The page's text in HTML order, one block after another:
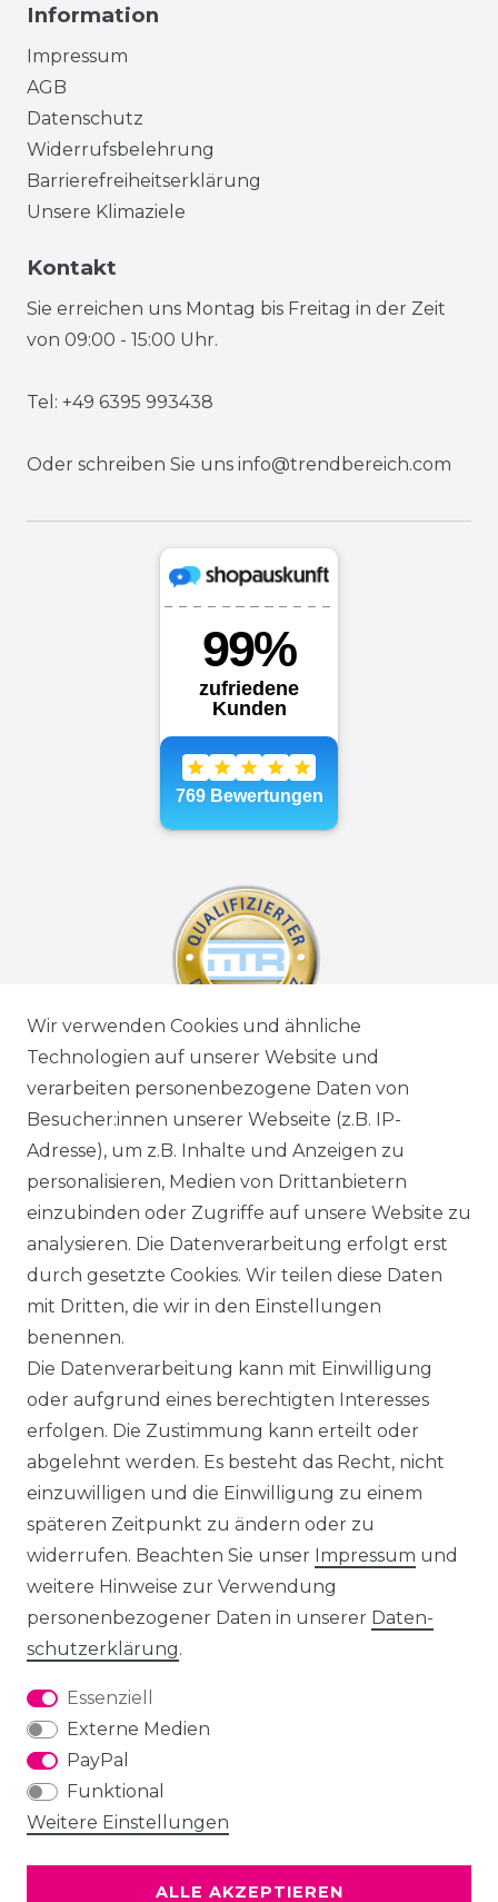
Information
Impressum
AGB
Datenschutz
Widerrufsbelehrung
Barrierefreiheitserklärung
Unsere Klimaziele
Kontakt
Sie erreichen uns Montag bis Freitag in der Zeit
von 09:00 - 15:00 Uhr.
Tel: +49 6395 993438
Oder schreiben Sie uns info@trendbereich.com
Wir verwenden Cookies und ähnliche
Technologien auf unserer Website und
verarbeiten personenbezogene Daten von
Besucher:innen unserer Webseite (z.B. IP-
Adresse), um z.B. Inhalte und Anzeigen zu
personalisieren, Medien von Drittanbietern
einzubinden oder Zugriffe auf unsere Website zu
analysieren. Die Datenverarbeitung erfolgt erst
durch gesetzte Cookies. Wir teilen diese Daten
mit Dritten, die wir in den Einstellungen
benennen.
Die Datenverarbeitung kann mit Einwilligung
oder aufgrund eines berechtigten Interesses
erfolgen. Die Zustimmung kann erteilt oder
abgelehnt werden. Es besteht das Recht, nicht
einzuwilligen und die Einwilligung zu einem
späteren Zeitpunkt zu ändern oder zu
widerrufen. Beachten Sie unser Impressum und
weitere Hinweise zur Verwendung
personenbezogener Daten in unserer Daten­
schutz­erklärung.
Essenziell
Externe Medien
PayPal
Funktional
Weitere Einstellungen
ALLE AKZEPTIEREN